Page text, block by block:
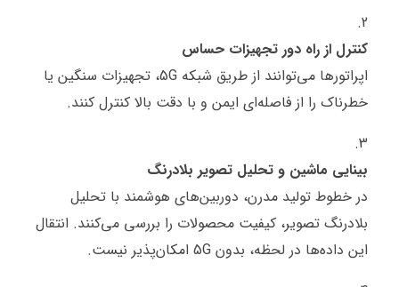
کنترل از راه دور تجهیزات حساس
اپراتورها می‌توانند از طریق شبکه 5G، تجهیزات سنگین یا
خطرناک را از فاصله‌ای ایمن و با دقت بالا کنترل کنند.
بینایی ماشین و تحلیل تصویر بلادرنگ
در خطوط تولید مدرن، دوربین‌های هوشمند با تحلیل
بلادرنگ تصویر، کیفیت محصولات را بررسی می‌کنند. انتقال
این داده‌ها در لحظه، بدون 5G امکان‌پذیر نیست.